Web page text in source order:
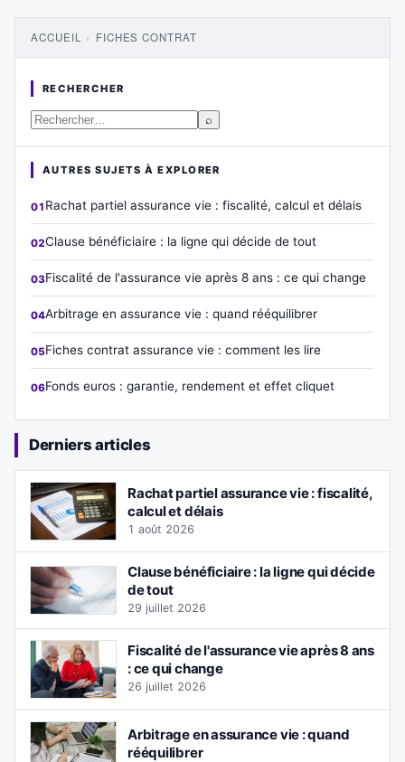
ACCUEIL › FICHES CONTRAT
RECHERCHER
⌕
AUTRES SUJETS À EXPLORER
Rachat partiel assurance vie : fiscalité, calcul et délais
Clause bénéficiaire : la ligne qui décide de tout
Fiscalité de l'assurance vie après 8 ans : ce qui change
Arbitrage en assurance vie : quand rééquilibrer
Fiches contrat assurance vie : comment les lire
Fonds euros : garantie, rendement et effet cliquet
Derniers articles
Rachat partiel assurance vie : fiscalité,
calcul et délais
1 août 2026
Clause bénéficiaire : la ligne qui décide
de tout
29 juillet 2026
Fiscalité de l'assurance vie après 8 ans
: ce qui change
26 juillet 2026
Arbitrage en assurance vie : quand
rééquilibrer